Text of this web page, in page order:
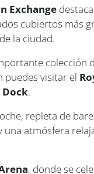
Exchange
cubiertos más
la ciudad.
colección
puedes visitar el
Dock.
repleta de
atmósfera
, donde se